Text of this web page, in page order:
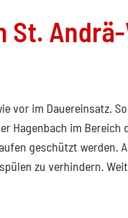
St.
vor im Dauereinsatz.
Hagenbach im
geschützt werden.
zu verhindern.